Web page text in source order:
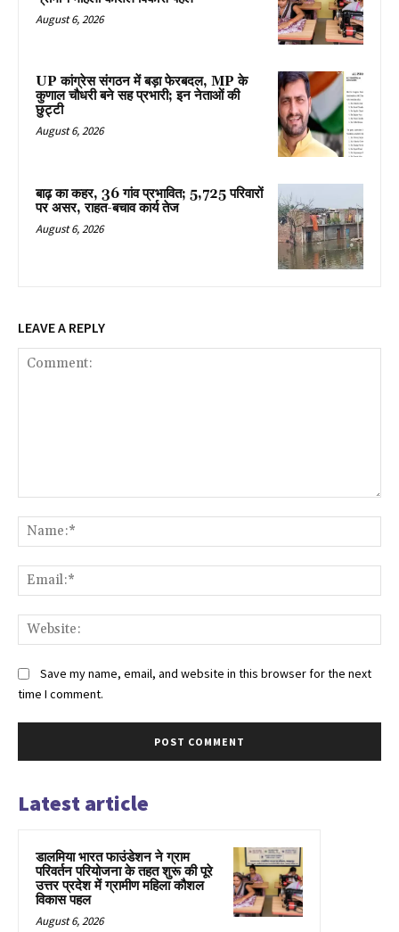
August 6, 2026
UP कांग्रेस संगठन में बड़ा फेरबदल, MP के
कुणाल चौधरी बने सह प्रभारी; इन नेताओं की
छुट्टी
August 6, 2026
बाढ़ का कहर, 36 गांव प्रभावित; 5,725 परिवारों
पर असर, राहत-बचाव कार्य तेज
August 6, 2026
LEAVE A REPLY
Save my name, email, and website in this browser for the next
time I comment.
Latest article
डालमिया भारत फाउंडेशन ने ग्राम
परिवर्तन परियोजना के तहत शुरू की पूरे
उत्तर प्रदेश में ग्रामीण महिला कौशल
विकास पहल
August 6, 2026